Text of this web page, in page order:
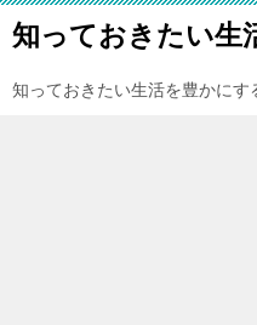
知っておきたい生
知っておきたい生活を豊かにす